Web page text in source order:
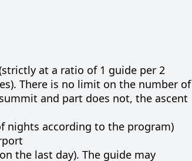
at a ratio of 1 guide per 2
There is no limit on the number of
and part does not, the ascent
nights according to the program)
the last day). The guide may